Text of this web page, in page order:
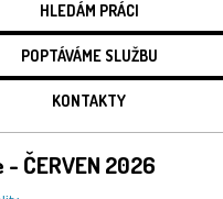
HLEDÁM PRÁCI
POPTÁVÁME SLUŽBU
KONTAKTY
ČERVEN 2026